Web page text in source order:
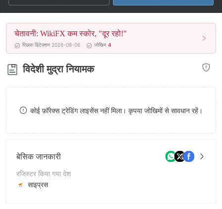
3
4
5
6
7
8
94
5
6
7
8
9
चेतावनी: WikiFX कम स्कोर, "दूर रहो!"
पिछला डिटेक्शन 2026-08-06 जोखिम 4
विदेशी मुद्रा नियामक
कोई फ़ॉरेक्स ट्रेडिंग लाइसेंस नहीं मिला। कृपया जोखिमों से सावधान रहें।
बेसिक जानकारी
रजिस्टर किया गया देश
साइप्रस